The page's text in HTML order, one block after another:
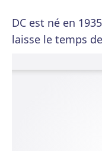
DC est né en
laisse le temps